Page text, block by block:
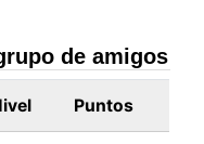
de amigos
Puntos